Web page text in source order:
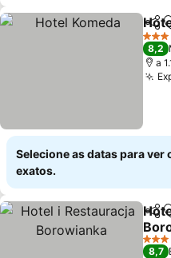
3
8,2
a
Selecione as datas para ver
exatos.
Ver
3
8,7